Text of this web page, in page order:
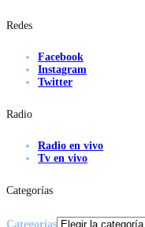
Redes
Facebook
Instagram
Twitter
Radio
Radio en vivo
Tv en vivo
Categorías
Categorías